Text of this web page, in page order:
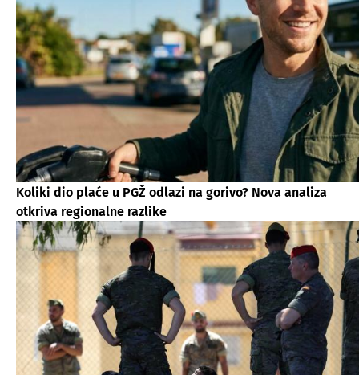
Koliki dio plaće u PGŽ odlazi na gorivo? Nova analiza
otkriva regionalne razlike​